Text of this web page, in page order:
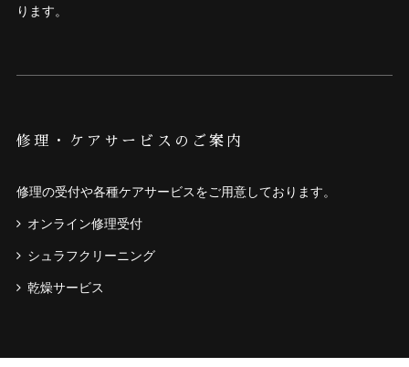
ります。
修理・ケアサービスのご案内
修理の受付や各種ケアサービスをご用意しております。
オンライン修理受付
シュラフクリーニング
乾燥サービス